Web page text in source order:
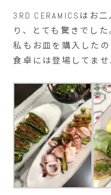
3RD CERAMICSはお
り、とても驚きでした
私もお皿を購入した
食卓には登場してませ